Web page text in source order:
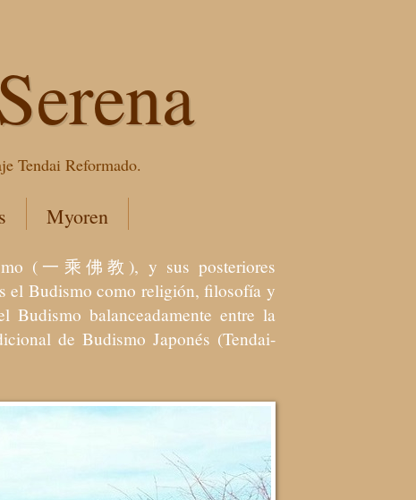
Tendai Reformado.
Myoren
(一乘佛教), y sus posteriores
el Budismo como religión, filosofía y
balanceadamente entre la
de Budismo Japonés (Tendai-